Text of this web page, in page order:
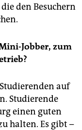
den Besuchern
Jobber, zum
auf
Studierende
einen guten
halten. Es gibt –